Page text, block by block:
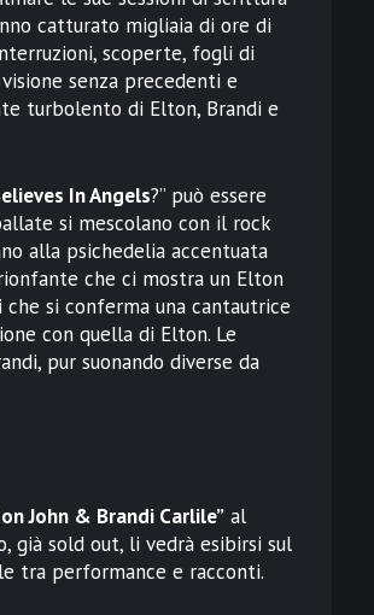
catturato migliaia di ore di
scoperte, fogli di
senza precedenti e
turbolento di Elton, Brandi e
In Angels?” può essere
si mescolano con il rock
alla psichedelia accentuata
che ci mostra un Elton
si conferma una cantautrice
con quella di Elton. Le
pur suonando diverse da
John & Brandi Carlile” al
già sold out, li vedrà esibirsi sul
tra performance e racconti.